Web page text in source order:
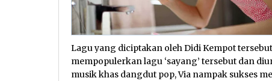
Lagu yang diciptakan oleh Didi Kempot
mempopulerkan lagu ‘sayang’ tersebut dan
musik khas dangdut pop, Via nampak sukses